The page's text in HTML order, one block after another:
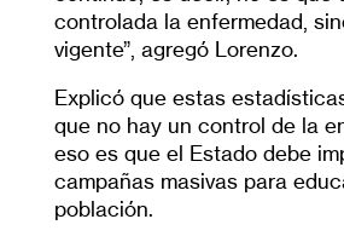
controlada la enfermedad,
vigente”, agregó Lorenzo.
Explicó que estas
que no hay un control de la
eso es que el Estado debe
campañas masivas para
población.